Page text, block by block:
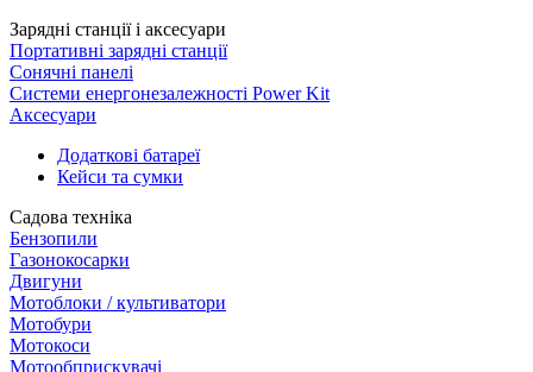
Зарядні станції і аксесуари
Портативні зарядні станції
Сонячні панелі
Системи енергонезалежності Power Kit
Аксесуари
Додаткові батареї
Кейси та сумки
Садова техніка
Бензопили
Газонокосарки
Двигуни
Мотоблоки / культиватори
Мотобури
Мотокоси
Мотообприскувачі